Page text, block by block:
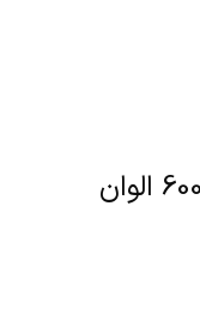
جوراب نیم ساق زنانه کد 6003 الوان